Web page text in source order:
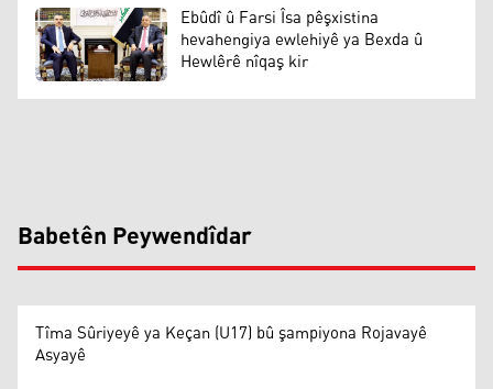
Ebûdî û Farsi Îsa pêşxistina
hevahengiya ewlehiyê ya Bexda û
Hewlêrê nîqaş kir
Babetên Peywendîdar
Tîma Sûriyeyê ya Keçan (U17) bû şampiyona Rojavayê
Asyayê